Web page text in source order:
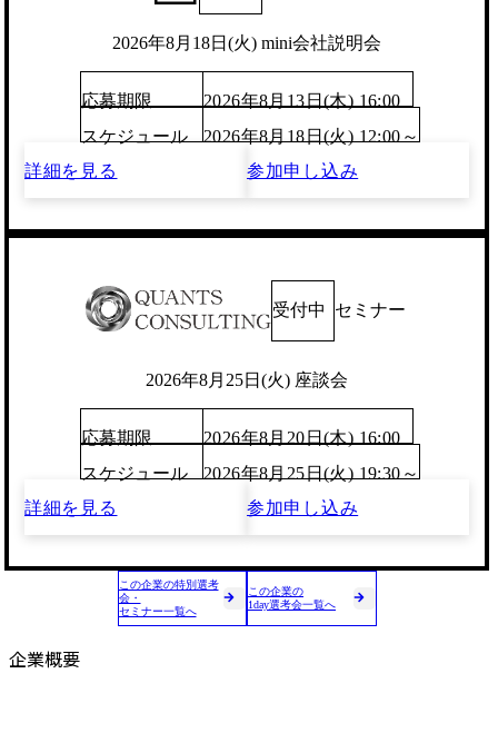
2026年8月18日(火) mini会社説明会
応募期限
2026年8月13日(木) 16:00
スケジュール
2026年8月18日(火) 12:00～
詳細を見る
参加申し込み
受付中 セミナー
2026年8月25日(火) 座談会
応募期限
2026年8月20日(木) 16:00
スケジュール
2026年8月25日(火) 19:30～
詳細を見る
参加申し込み
この企業の特別選考
会・
セミナー一覧へ
この企業の
1day選考会一覧へ
企業概要